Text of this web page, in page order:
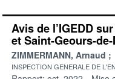
Avis de l’IGEDD
et Saint-Geours-
ZIMMERMANN, Arnaud
INSPECTION GENERALE DE